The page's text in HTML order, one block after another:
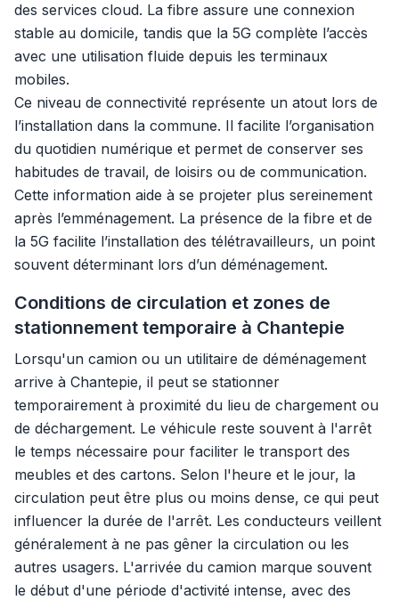
des services cloud. La fibre assure une connexion
stable au domicile, tandis que la 5G complète l’accès
avec une utilisation fluide depuis les terminaux
mobiles.
Ce niveau de connectivité représente un atout lors de
l’installation dans la commune. Il facilite l’organisation
du quotidien numérique et permet de conserver ses
habitudes de travail, de loisirs ou de communication.
Cette information aide à se projeter plus sereinement
après l’emménagement. La présence de la fibre et de
la 5G facilite l’installation des télétravailleurs, un point
souvent déterminant lors d’un déménagement.
Conditions de circulation et zones de
stationnement temporaire à Chantepie
Lorsqu'un camion ou un utilitaire de déménagement
arrive à Chantepie, il peut se stationner
temporairement à proximité du lieu de chargement ou
de déchargement. Le véhicule reste souvent à l'arrêt
le temps nécessaire pour faciliter le transport des
meubles et des cartons. Selon l'heure et le jour, la
circulation peut être plus ou moins dense, ce qui peut
influencer la durée de l'arrêt. Les conducteurs veillent
généralement à ne pas gêner la circulation ou les
autres usagers. L'arrivée du camion marque souvent
le début d'une période d'activité intense, avec des